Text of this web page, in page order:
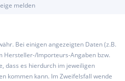
melden
Bei einigen angezeigten Daten (z.B.
Hersteller-/Importeurs-Angaben bzw.
dass es hierdurch im jeweiligen
kommen kann. Im Zweifelsfall wende